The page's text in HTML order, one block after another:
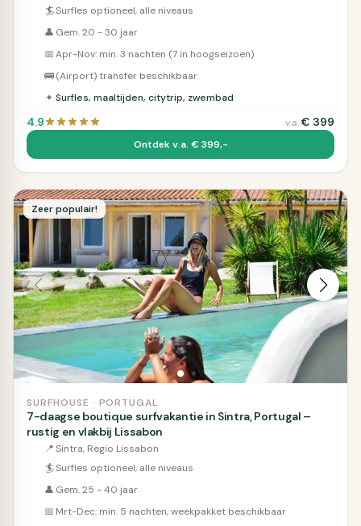
🏄Surfles optioneel, alle niveaus
👤 Gem. 20 - 30 jaar
📅Apr-Nov: min. 3 nachten (7 in hoogseizoen)
🚌(Airport) transfer beschikbaar
✦ Surfles, maaltijden, citytrip, zwembad
4.9 v.a.€ 399
Ontdek v.a. € 399,-
Zeer populair!
SURFHOUSE · PORTUGAL
7-daagse boutique surfvakantie in Sintra, Portugal –
rustig en vlakbij Lissabon
📍Sintra, Regio Lissabon
🏄Surfles optioneel, alle niveaus
👤 Gem. 25 - 40 jaar
📅 Mrt-Dec: min. 5 nachten, weekpakket beschikbaar